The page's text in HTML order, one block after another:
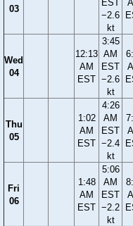
03
EST
−2.6
kt
Wed
04
12:13
AM
EST
3:45
AM
EST
−2.6
kt
Thu
05
1:02
AM
EST
4:26
AM
EST
−2.4
kt
Fri
06
1:48
AM
EST
5:06
AM
EST
−2.2
kt